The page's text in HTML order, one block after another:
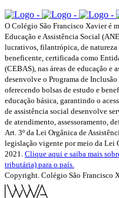
O Colégio São Francisco Xavier é
Educação e Assistência Social
lucrativos, filantrópica, de
beneficente, certificada como
(CEBAS), nas áreas de educação e
desenvolve o Programa de
oferecendo bolsas de estudo e
educação básica, garantindo o
de assistência social desenvolve
de atendimento, assessoramento,
Art. 3º da Lei Orgânica de
legislação vigente por meio da Lei
2021. Clique aqui e saiba mais
tributária) para o país.
Copyright. Colégio São Francisco